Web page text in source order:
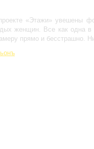
«Этажи» увешены
женщин. Все как одна в
прямо и бесстрашно.